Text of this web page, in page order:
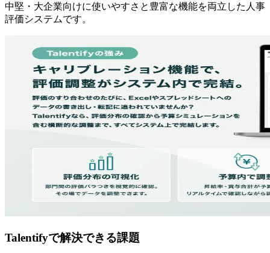
中堅・大企業向けに使いやすさと豊富な機能を両立した人事
評価システムです。
Talentifyで解決できる課題